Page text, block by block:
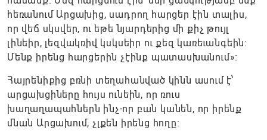
հեռանում Արցախից, սադրող հարցեր էին տալիս,
որ վեճ սկսվեր, ու եթե նյարդերից մի քիչ թույլ
լինեիր, լեզվակռիվ կսկսեիր ու քեզ կառեւանգեին։
Մենք իրենց հարցերին չէինք պատասխանում»։
Հայրենիքից բռնի տեղահանված կինն ասում է՝
արցախցիները հույս ունեին, որ ռուս
խաղաղապահներն ինչ-որ բան կանեն, որ իրենք
մնան Արցախում, չլքեն իրենց հողը։